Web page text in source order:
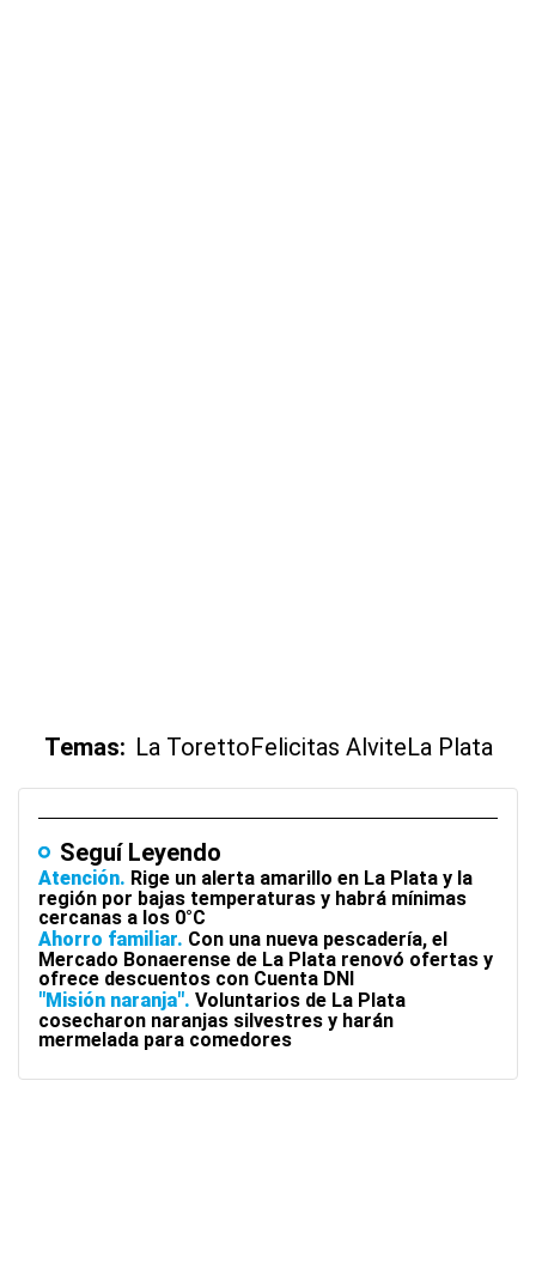
Temas: La TorettoFelicitas AlviteLa Plata
Seguí Leyendo
Atención Rige un alerta amarillo en La Plata y la
región por bajas temperaturas y habrá mínimas
cercanas a los 0°C
Ahorro familiar Con una nueva pescadería, el
Mercado Bonaerense de La Plata renovó ofertas y
ofrece descuentos con Cuenta DNI
"Misión naranja" Voluntarios de La Plata
cosecharon naranjas silvestres y harán
mermelada para comedores